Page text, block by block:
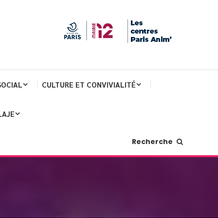
CULTURE ET CONVIVIALITÉ
Recherche